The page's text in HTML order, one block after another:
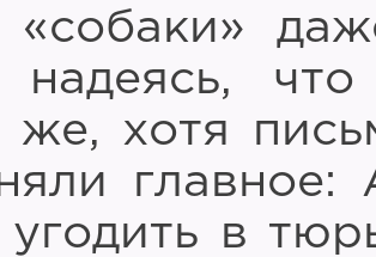
«собаки»
надеясь,
же, хотя
в